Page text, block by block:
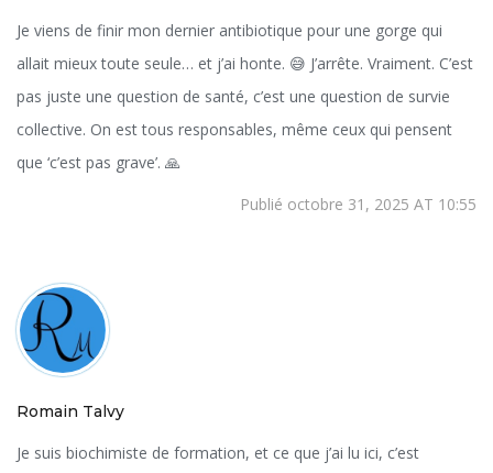
Je viens de finir mon dernier antibiotique pour une gorge qui
allait mieux toute seule… et j’ai honte. 😅 J’arrête. Vraiment. C’est
pas juste une question de santé, c’est une question de survie
collective. On est tous responsables, même ceux qui pensent
que ‘c’est pas grave’. 🙏
Publié octobre 31, 2025 AT 10:55
Romain Talvy
Je suis biochimiste de formation, et ce que j’ai lu ici, c’est